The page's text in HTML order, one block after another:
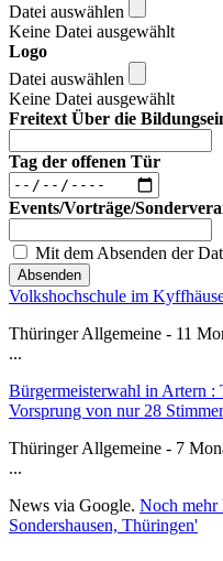
Datei auswählen
Keine Datei ausgewählt
Logo
Datei auswählen
Keine Datei ausgewählt
Freitext Über die
Tag der offenen Tür
Events/Vorträge/
Mit dem Absenden der
Absenden
Volkshochschule im
Thüringer Allgemeine - 11
...
Bürgermeisterwahl in Artern :
Vorsprung von nur 28
Thüringer Allgemeine - 7
...
News via Google. Noch mehr
Sondershausen, Thüringen'